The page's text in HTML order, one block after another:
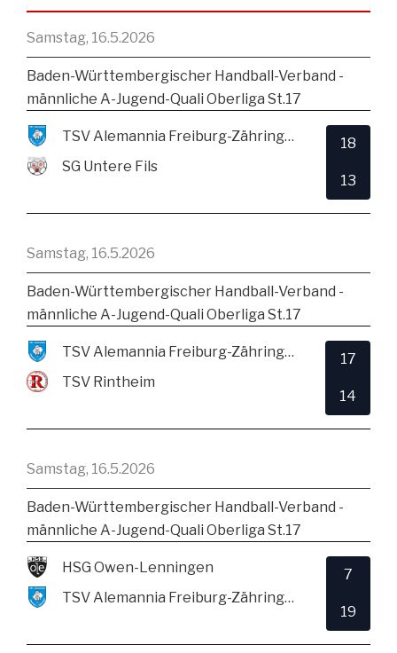
Samstag, 16.5.2026
Baden-Württembergischer Handball-Verband -
männliche A-Jugend-Quali Oberliga St.17
TSV Alemannia Freiburg-Zähringen
SG Untere Fils
18
13
Samstag, 16.5.2026
Baden-Württembergischer Handball-Verband -
männliche A-Jugend-Quali Oberliga St.17
TSV Alemannia Freiburg-Zähringen
TSV Rintheim
17
14
Samstag, 16.5.2026
Baden-Württembergischer Handball-Verband -
männliche A-Jugend-Quali Oberliga St.17
HSG Owen-Lenningen
TSV Alemannia Freiburg-Zähringen
7
19